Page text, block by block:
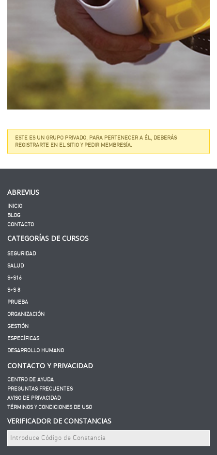
ESTE ES UN GRUPO PRIVADO, PARA PERTENECER A ÉL, DEBERÁS
REGISTRARTE EN EL SITIO Y PEDIR MEMBRESÍA.
ABREVIUS
INICIO
BLOG
CONTACTO
CATEGORÍAS DE CURSOS
SEGURIDAD
SALUD
S+S16
S+S 8
PRUEBA
ORGANIZACIÓN
GESTIÓN
ESPECÍFICAS
DESARROLLO HUMANO
CONTACTO Y PRIVACIDAD
CENTRO DE AYUDA
PREGUNTAS FRECUENTES
AVISO DE PRIVACIDAD
TÉRMINOS Y CONDICIONES DE USO
VERIFICADOR DE CONSTANCIAS